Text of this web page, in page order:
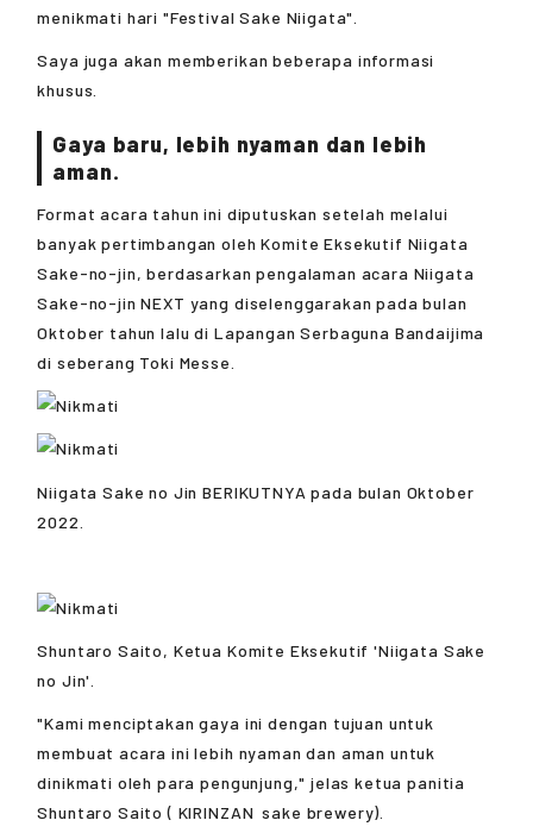
menikmati hari "Festival Sake Niigata".
Saya juga akan memberikan beberapa informasi
khusus.
Gaya baru, lebih nyaman dan lebih
aman.
Format acara tahun ini diputuskan setelah melalui
banyak pertimbangan oleh Komite Eksekutif Niigata
Sake-no-jin, berdasarkan pengalaman acara Niigata
Sake-no-jin NEXT yang diselenggarakan pada bulan
Oktober tahun lalu di Lapangan Serbaguna Bandaijima
di seberang Toki Messe.
Niigata Sake no Jin BERIKUTNYA pada bulan Oktober
2022.
Shuntaro Saito, Ketua Komite Eksekutif 'Niigata Sake
no Jin'.
"Kami menciptakan gaya ini dengan tujuan untuk
membuat acara ini lebih nyaman dan aman untuk
dinikmati oleh para pengunjung," jelas ketua panitia
Shuntaro Saito ( KIRINZAN sake brewery).